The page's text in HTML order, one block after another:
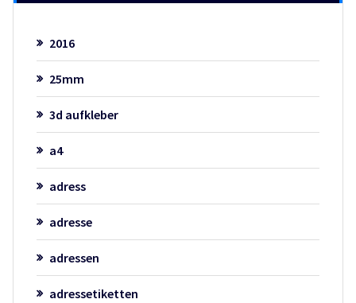
2016
25mm
3d aufkleber
a4
adress
adresse
adressen
adressetiketten